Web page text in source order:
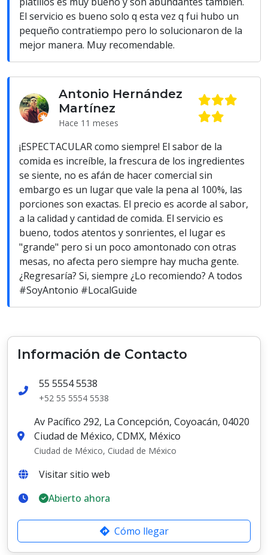
El servicio es bueno solo q esta vez q fui hubo un
pequeño contratiempo pero lo solucionaron de la
mejor manera. Muy recomendable.
Antonio Hernández
Martínez
Hace 11 meses
¡ESPECTACULAR como siempre! El sabor de la
comida es increíble, la frescura de los ingredientes
se siente, no es afán de hacer comercial sin
embargo es un lugar que vale la pena al 100%, las
porciones son exactas. El precio es acorde al sabor,
a la calidad y cantidad de comida. El servicio es
bueno, todos atentos y sonrientes, el lugar es
"grande" pero si un poco amontonado con otras
mesas, no afecta pero siempre hay mucha gente.
¿Regresaría? Si, siempre ¿Lo recomiendo? A todos
#SoyAntonio #LocalGuide
Información de Contacto
55 5554 5538
+52 55 5554 5538
Av Pacífico 292, La Concepción, Coyoacán, 04020
Ciudad de México, CDMX, México
Ciudad de México, Ciudad de México
Visitar sitio web
Abierto ahora
Cómo llegar